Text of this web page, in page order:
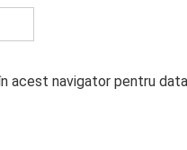
acest navigator pentru